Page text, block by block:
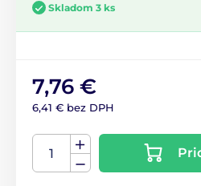
Skladom 3 ks
7,76 €
6,41 € bez DPH